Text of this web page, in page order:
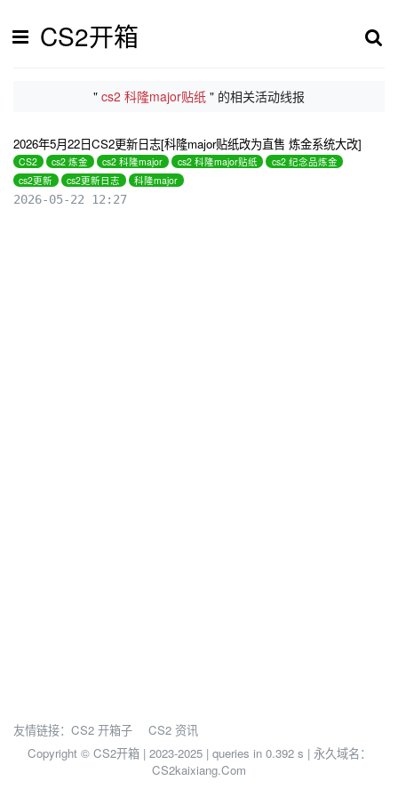
CS2开箱
" cs2 科隆major贴纸 " 的相关活动线报
2026年5月22日CS2更新日志[科隆major贴纸改为直售 炼金系统大改]
CS2 cs2 炼金 cs2 科隆major cs2 科隆major贴纸
cs2 纪念品炼金
cs2更新
cs2更新日志 科隆major
2026-05-22 12:27
友情链接： CS2 开箱子
CS2 资讯
Copyright © CS2开箱 | 2023-2025 | queries in 0.392 s | 永久域名：
CS2kaixiang.Com